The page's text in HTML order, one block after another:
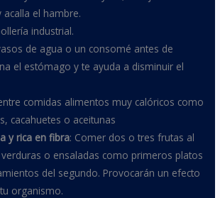
el hambre.
industrial.
de agua o un consomé antes de
el estómago y te ayuda a disminuir el
comidas alimentos muy calóricos como
cacahuetes o aceitunas
y rica en fibra: Comer dos o tres frutas al
o ensaladas como primeros platos
del segundo. Provocarán un efecto
organismo.